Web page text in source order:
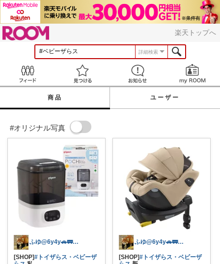
楽天トップへ
詳細検索
見つける お知らせ
商品 ユーザー
#オリジナル写真
ふゆ@6y4y🚗🚃コレ歓迎🍀
[SHOP]#トイザらス・ベビーザ
ふゆ@6y4y🚗🚃コレ歓迎🍀
[SHOP]#トイザらス・ベビーザ